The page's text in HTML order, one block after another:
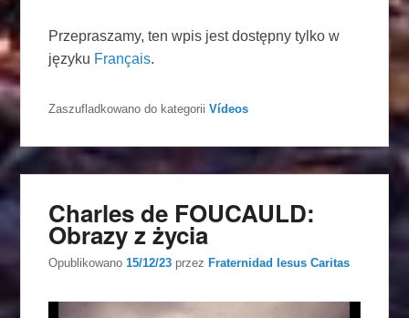
Przepraszamy, ten wpis jest dostępny tylko w
języku Français.
Zaszufladkowano do kategorii Vídeos
Charles de FOUCAULD:
Obrazy z życia
Opublikowano15/12/23 przez Fraternidad Iesus Caritas